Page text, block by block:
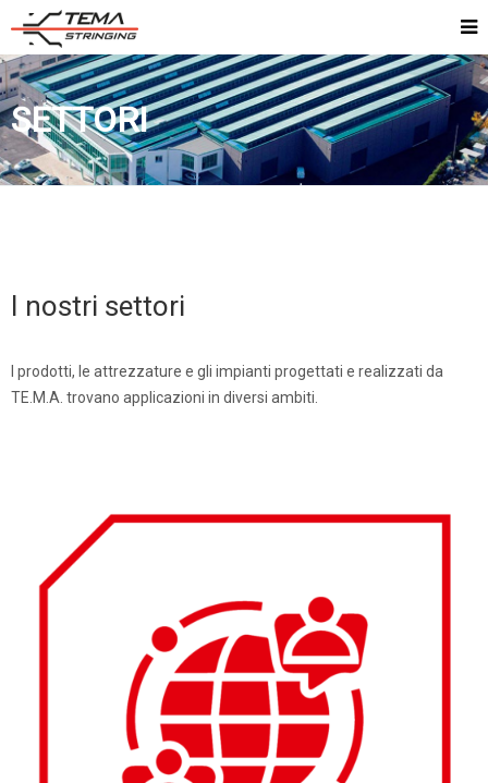
SETTORI
I nostri settori
I prodotti, le attrezzature e gli impianti progettati e realizzati da
TE.M.A. trovano applicazioni in diversi ambiti.